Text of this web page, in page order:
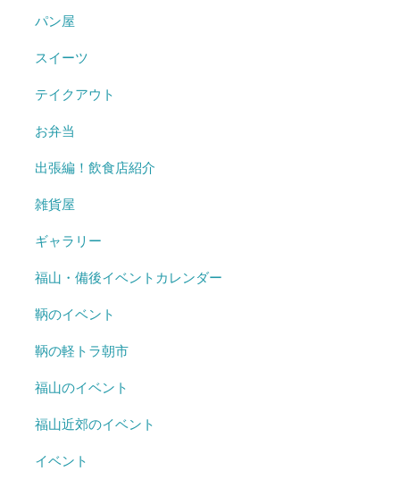
パン屋
スイーツ
テイクアウト
お弁当
出張編！飲食店紹介
雑貨屋
ギャラリー
福山・備後イベントカレンダー
鞆のイベント
鞆の軽トラ朝市
福山のイベント
福山近郊のイベント
イベント